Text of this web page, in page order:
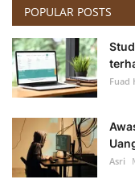
POPULAR POSTS
Fuad
Asri